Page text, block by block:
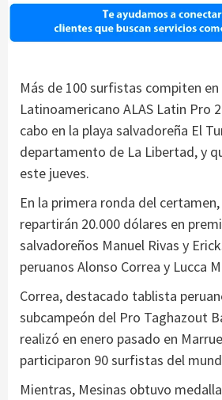
Más de 100 surfistas compiten
Latinoamericano ALAS Latin Pro
cabo en la playa salvadoreña El
departamento de La Libertad, y
este jueves.
En la primera ronda del
repartirán 20.000 dólares en
salvadoreños Manuel Rivas y
peruanos Alonso Correa y Lucca
Correa, destacado tablista
subcampeón del Pro Taghazout
realizó en enero pasado en
participaron 90 surfistas del
Mientras, Mesinas obtuvo